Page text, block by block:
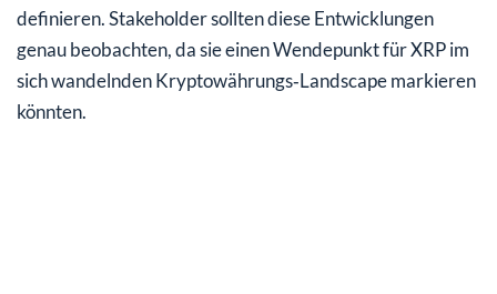
definieren. Stakeholder sollten diese Entwicklungen
genau beobachten, da sie einen Wendepunkt für XRP im
sich wandelnden Kryptowährungs‑Landscape markieren
könnten.